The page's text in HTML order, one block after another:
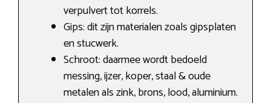
verpulvert tot korrels.
Gips: dit zijn materialen zoals gipsplaten
en stucwerk.
Schroot: daarmee wordt bedoeld
messing, ijzer, koper, staal & oude
metalen als zink, brons, lood, aluminium.